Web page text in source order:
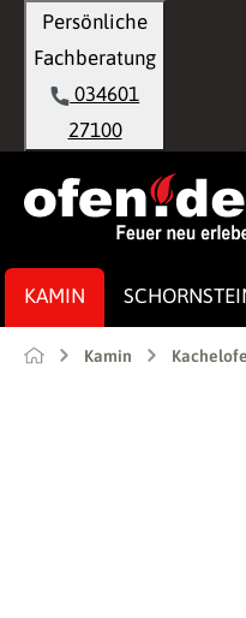
Zur
Persönliche
Fachberatung
034601
27100
KAMIN
Kamin